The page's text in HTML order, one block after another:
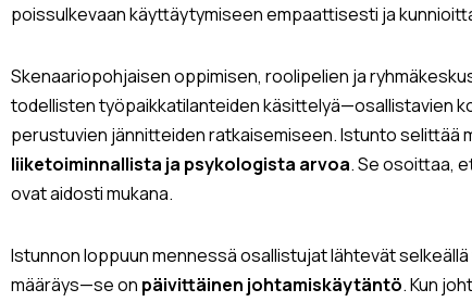
poissulkevaan käyttäytymiseen empaattisesti ja
Skenaariopohjaisen oppimisen, roolipelien ja
todellisten työpaikkatilanteiden käsittelyä—osallistavien
perustuvien jännitteiden ratkaisemiseen. Istunto selittää
liiketoiminnallista ja psykologista arvoa. Se osoittaa,
ovat aidosti mukana.
Istunnon loppuun mennessä osallistujat lähtevät
määräys—se on päivittäinen johtamiskäytäntö. Kun